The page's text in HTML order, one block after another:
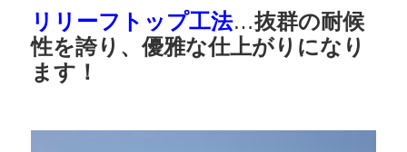
社長日記
なぜ塗装は必要なのでしょうか？
リリーフトップ工法…抜群の耐候
性を誇り、優雅な仕上がりになり
ます！